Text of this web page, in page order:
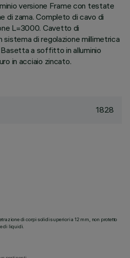
versione Frame con testate
di zama. Completo di cavo di
L=3000. Cavetto di
sistema di regolazione millimetrica
a soffitto in alluminio
in acciaio zincato.
1828
di corpi solidi superiori a 12 mm, non protetto
di liquidi.